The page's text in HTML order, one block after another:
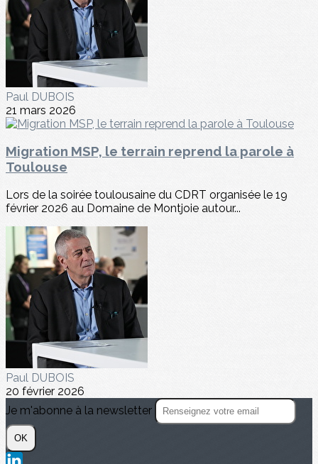
Paul DUBOIS
21 mars 2026
Migration MSP, le terrain reprend la parole à
Toulouse
Lors de la soirée toulousaine du CDRT organisée le 19
février 2026 au Domaine de Montjoie autour...
Paul DUBOIS
20 février 2026
Je m'abonne à la newsletter
OK